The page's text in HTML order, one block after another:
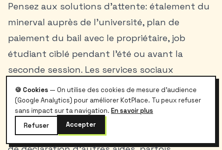
Pensez aux solutions d’attente: étalement du
minerval auprès de l’université, plan de
paiement du bail avec le propriétaire, job
étudiant ciblé pendant l’été ou avant la
seconde session. Les services sociaux
universitaires publient généralement des
modalités d’échelonnement et d’aides
d’urgence. Une bourse n’exclut pas une autre,
mais vérifiez toujours les clauses de cumul et
🍪 Cookies — On utilise des cookies de mesure d'audience
(Google Analytics) pour améliorer KotPlace. Tu peux refuser
sans impact sur ta navigation. En savoir plus
Refuser
Accepter